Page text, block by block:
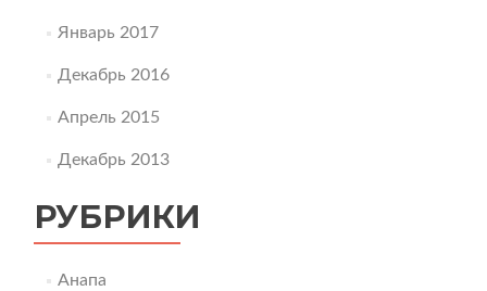
Январь 2017
Декабрь 2016
Апрель 2015
Декабрь 2013
РУБРИКИ
Анапа